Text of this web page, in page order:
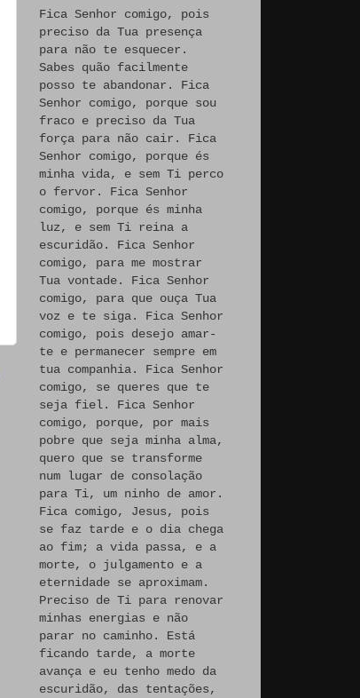
Fica Senhor comigo, pois
preciso da Tua presença
para não te esquecer.
Sabes quão facilmente
posso te abandonar. Fica
Senhor comigo, porque sou
fraco e preciso da Tua
força para não cair. Fica
Senhor comigo, porque és
minha vida, e sem Ti perco
o fervor. Fica Senhor
comigo, porque és minha
luz, e sem Ti reina a
escuridão. Fica Senhor
comigo, para me mostrar
Tua vontade. Fica Senhor
comigo, para que ouça Tua
voz e te siga. Fica Senhor
comigo, pois desejo amar-
te e permanecer sempre em
tua companhia. Fica Senhor
comigo, se queres que te
seja fiel. Fica Senhor
comigo, porque, por mais
pobre que seja minha alma,
quero que se transforme
num lugar de consolação
para Ti, um ninho de amor.
Fica comigo, Jesus, pois
se faz tarde e o dia chega
ao fim; a vida passa, e a
morte, o julgamento e a
eternidade se aproximam.
Preciso de Ti para renovar
minhas energias e não
parar no caminho. Está
ficando tarde, a morte
avança e eu tenho medo da
escuridão, das tentações,